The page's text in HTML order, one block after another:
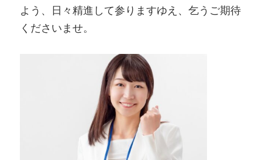
よう、日々精進して参りますゆえ、乞うご期待
くださいませ。